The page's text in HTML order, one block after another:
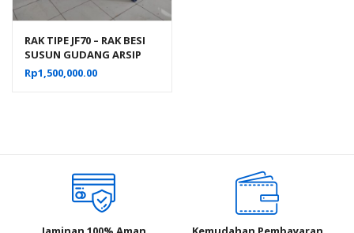
RAK TIPE JF70 – RAK BESI
SUSUN GUDANG ARSIP
KANTOR SERBAGUNA
Rp1,500,000.00